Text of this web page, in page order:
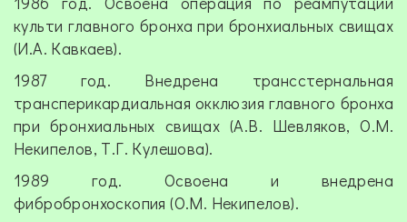
культи главного бронха при бронхиальных свищах
(И.А. Кавкаев).
1987 год. Внедрена трансстернальная
трансперикардиальная окклюзия главного бронха
при бронхиальных свищах (А.В. Шевляков, О.М.
Некипелов, Т.Г. Кулешова).
1989 год. Освоена и внедрена
фибробронхоскопия (О.М. Некипелов).